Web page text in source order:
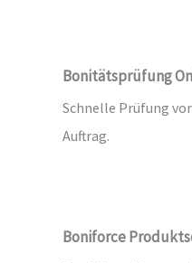
Bonitätsprüfung
Schnelle Prüfung
Auftrag.
Boniforce